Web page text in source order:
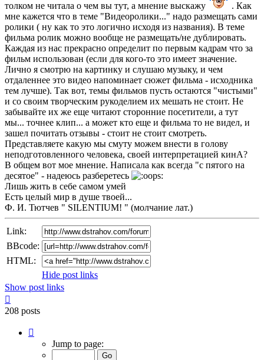
толком не читала о чем вы тут, а мнение выскажу
. Как
мне кажется что в теме "Видеоролики..." надо размещать сами
ролики ( ну как то это логично исходя из названия). В теме
фильма ролик можно вообще не размещать/не дублировать.
Каждая из нас прекрасно определит по первым кадрам что за
фильм использован (если для кого-то это имеет значение.
Лично я смотрю на картинку и слушаю музыку, и чем
отдаленнее это видео напоминает сюжет фильма - исходника
тем лучше). Так вот, темы фильмов пусть остаются "чистыми"
и со своим творческим рукоделием их мешать не стоит. Не
забывайте их же еще читают сторонние посетители, а тут
мы... точнее клип... а может кто еще и фильма то не видел, и
зашел почитать отзывы - стоит не стоит смотреть.
Представляете какую мы смуту можем внести в голову
неподготовленного человека, своей интерпретацией кинА?
В общем вот мое мнение. Написала как всегда "с пятого на
десятое" - надеюсь разберетесь
Лишь жить в себе самом умей
Есть целый мир в душе твоей...
Ф. И. Тютчев " SILENTIUM! " (молчание лат.)
Link:
BBcode:
HTML:
Hide post links
Show post links
208 posts
Jump to page: